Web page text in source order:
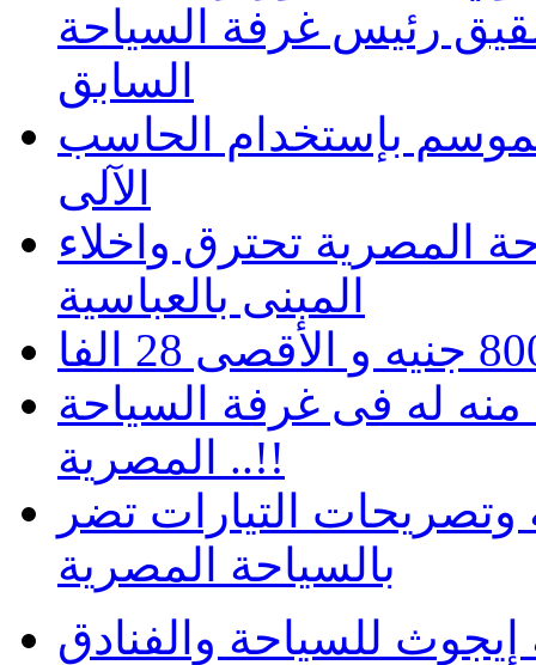
رئيس غرفة السياحة
السابق
بإستخدام الحاسب
الآلى
المصرية تحترق واخلاء
المبنى بالعباسية
جنيه منه له فى غرفة السياحة
المصرية ..!!
وتصريحات التيارات تضر
بالسياحة المصرية
للسياحة والفنادق